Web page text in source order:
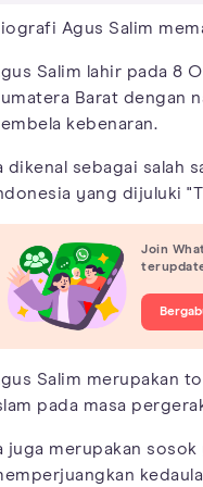
Agus Salim
Salim lahir pada 8
Barat dengan
kebenaran.
dikenal sebagai salah
yang dijuluki
Join
Salim merupakan
pada masa
juga merupakan